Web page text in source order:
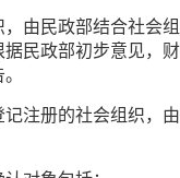
，由民政部结合社
民政部初步意见，
记注册的社会组织